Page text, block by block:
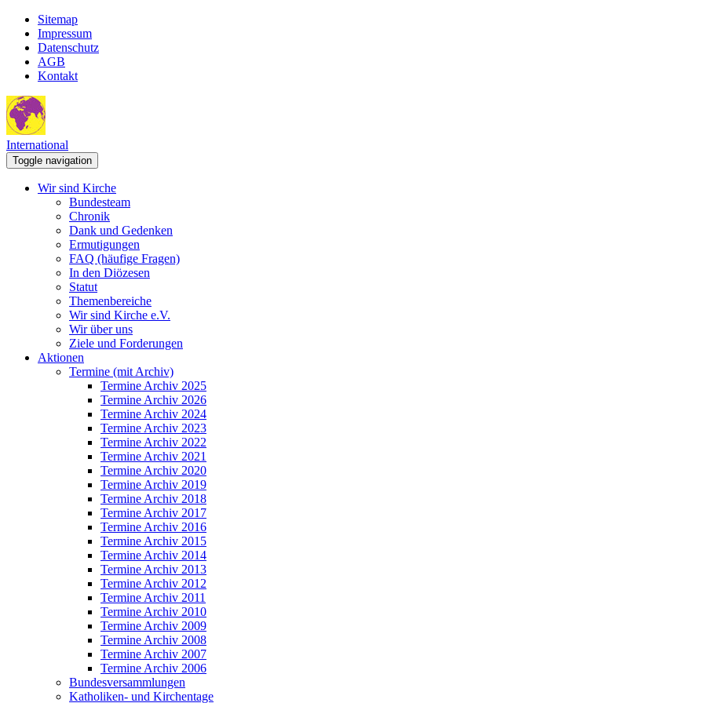
Sitemap
Impressum
Datenschutz
AGB
Kontakt
International
Toggle navigation
Wir sind Kirche
Bundesteam
Chronik
Dank und Gedenken
Ermutigungen
FAQ (häufige Fragen)
In den Diözesen
Statut
Themenbereiche
Wir sind Kirche e.V.
Wir über uns
Ziele und Forderungen
Aktionen
Termine (mit Archiv)
Termine Archiv 2025
Termine Archiv 2026
Termine Archiv 2024
Termine Archiv 2023
Termine Archiv 2022
Termine Archiv 2021
Termine Archiv 2020
Termine Archiv 2019
Termine Archiv 2018
Termine Archiv 2017
Termine Archiv 2016
Termine Archiv 2015
Termine Archiv 2014
Termine Archiv 2013
Termine Archiv 2012
Termine Archiv 2011
Termine Archiv 2010
Termine Archiv 2009
Termine Archiv 2008
Termine Archiv 2007
Termine Archiv 2006
Bundesversammlungen
Katholiken- und Kirchentage